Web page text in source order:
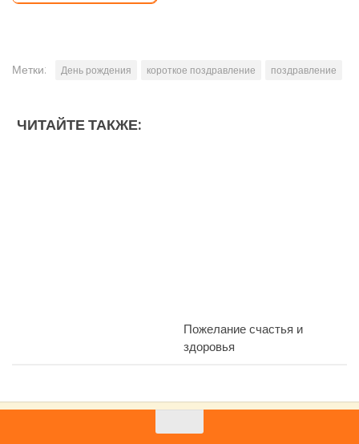
Метки: День рождения короткое поздравление поздравление
ЧИТАЙТЕ ТАКЖЕ:
Пожелание счастья и
здоровья